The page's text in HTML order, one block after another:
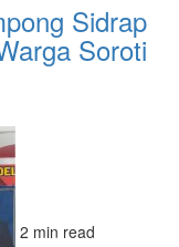
Sidrap
Soroti
2 min read